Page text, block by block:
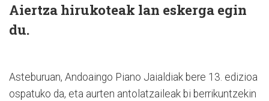
Aiertza hirukoteak lan eskerga egin
du.
Asteburuan, Andoaingo Piano Jaialdiak bere 13. edizioa
ospatuko da, eta aurten antolatzaileak bi berrikuntzekin